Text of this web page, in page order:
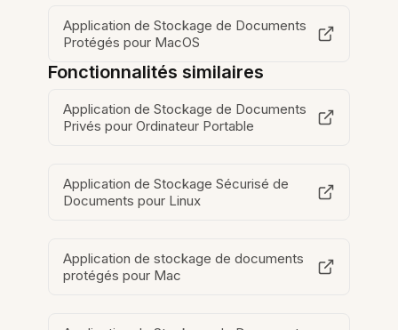
Application de Stockage de Documents
Protégés pour MacOS
Fonctionnalités similaires
Application de Stockage de Documents
Privés pour Ordinateur Portable
Application de Stockage Sécurisé de
Documents pour Linux
Application de stockage de documents
protégés pour Mac